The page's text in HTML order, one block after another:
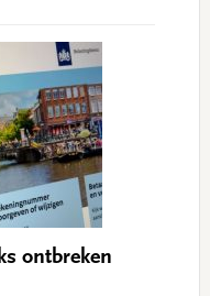
ontbreken